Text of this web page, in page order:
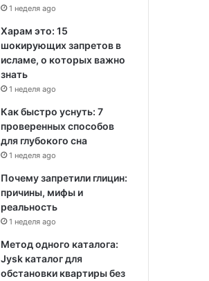
1 неделя ago
Харам это: 15
шокирующих запретов в
исламе, о которых важно
знать
1 неделя ago
Как быстро уснуть: 7
проверенных способов
для глубокого сна
1 неделя ago
Почему запретили глицин:
причины, мифы и
реальность
1 неделя ago
Метод одного каталога:
Jysk каталог для
обстановки квартиры без